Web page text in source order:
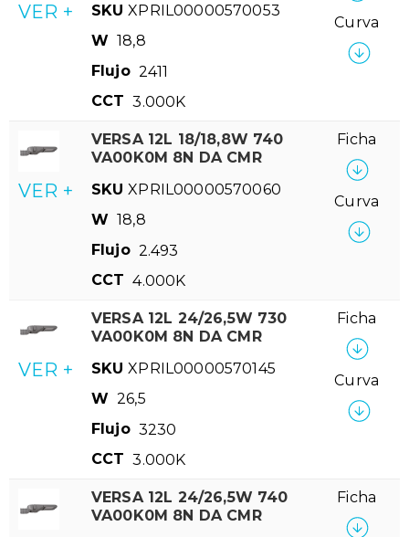
VER +
SKU XPRIL00000570053
W 18,8
Flujo 2411
CCT 3.000K
Curva
VER +
VERSA 12L 18/18,8W 740
VA00K0M 8N DA CMR
SKU XPRIL00000570060
W 18,8
Flujo 2.493
CCT 4.000K
Ficha
Curva
VER +
VERSA 12L 24/26,5W 730
VA00K0M 8N DA CMR
SKU XPRIL00000570145
W 26,5
Flujo 3230
CCT 3.000K
Ficha
Curva
VERSA 12L 24/26,5W 740
VA00K0M 8N DA CMR
Ficha